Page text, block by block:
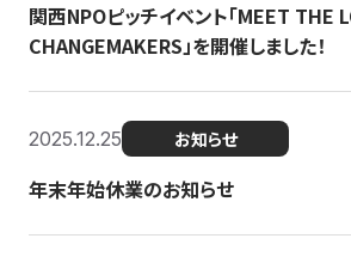
関西NPOピッチイベント「MEET THE
CHANGEMAKERS」を開催しました！
2025.12.25 お知らせ
年末年始休業のお知らせ